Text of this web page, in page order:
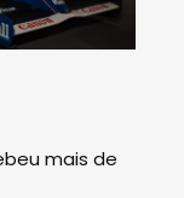
mais de